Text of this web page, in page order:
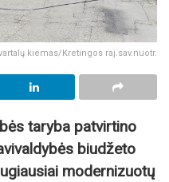
kiemas/Kretingos raj.sav.nuotr.
taryba patvirtino
biudžeto
modernizuotų